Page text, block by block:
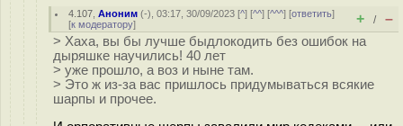
4.107 ,Аноним (-), 03:17, 30/09/2023 [^] [^^] [^^^] [ответить]
[к модератору] + / –
> Хаха, вы бы лучше быдлокодить без ошибок на
дыряшке научились! 40 лет
> уже прошло, а воз и ныне там.
> Это ж из-за вас пришлось придумываться всякие
шарпы и прочее.